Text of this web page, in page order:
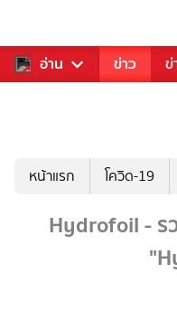
อ่าน
คุณ กีฬา ข่าว ข่
หน้าแรก โควิด-19
Hydrofoil - ร